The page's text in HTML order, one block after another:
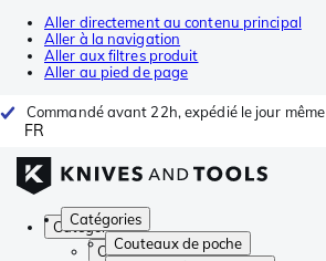
Aller directement au contenu principal
Aller à la navigation
Aller aux filtres produit
Aller au pied de page
Commandé avant 22h, expédié le jour même
FR
Catégories
Couteaux de poche
Catégories
Couteaux de poche